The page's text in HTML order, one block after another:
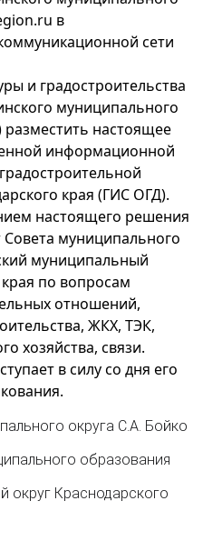
в
сети
и градостроительства
муниципального
настоящее
информационной
края (ГИС ОГД).
настоящего решения
муниципального
муниципальный
по вопросам
отношений,
ЖКХ, ТЭК,
хозяйства, связи.
в силу со дня его
округа С.А. Бойко
образования
округ Краснодарского